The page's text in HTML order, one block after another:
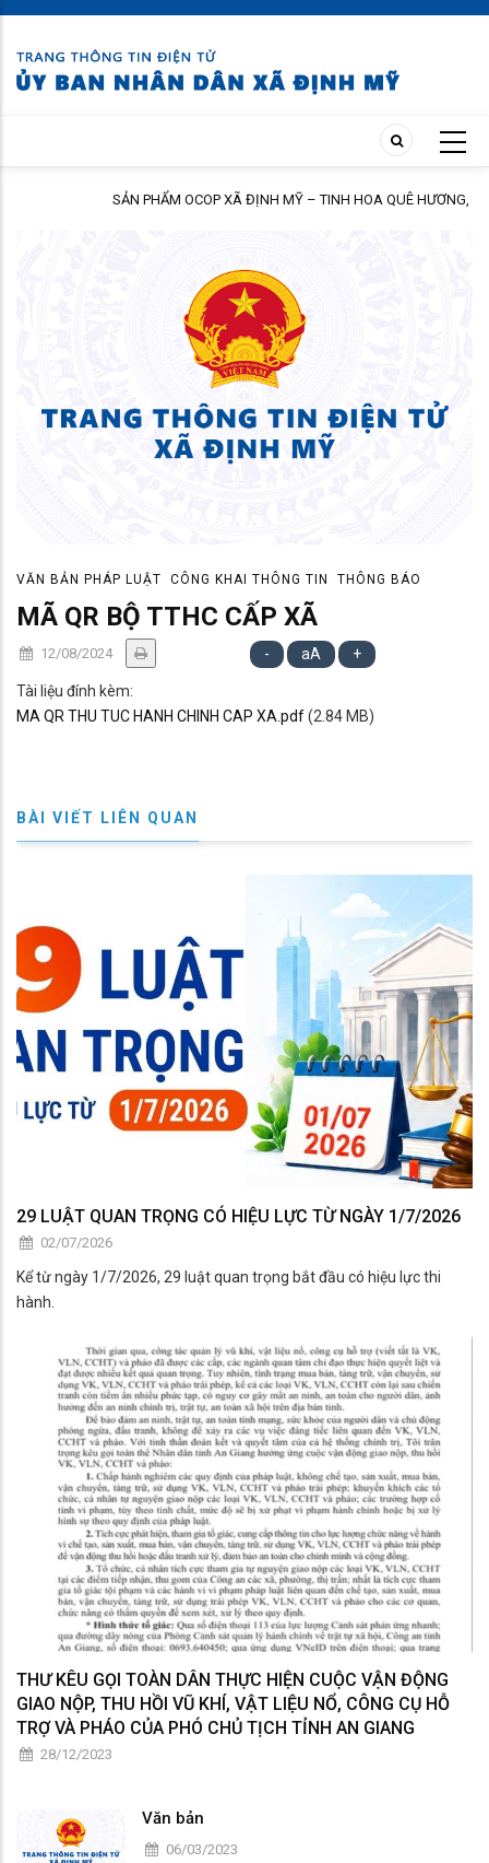
Skip
main
content
SẢN PHẨM OCOP XÃ ĐỊNH MỸ – TINH HOA QUÊ HƯƠNG, NIỀM TIN
VĂN BẢN PHÁP LUẬT CÔNG KHAI THÔNG TIN THÔNG BÁO
MÃ QR BỘ TTHC CẤP XÃ
12/08/2024 - aA +
Tài liệu đính kèm:
MA QR THU TUC HANH CHINH CAP XA.pdf(2.84 MB)
BÀI VIẾT LIÊN QUAN
29 LUẬT QUAN TRỌNG CÓ HIỆU LỰC TỪ NGÀY 1/7/2026
02/07/2026
Kể từ ngày 1/7/2026, 29 luật quan trọng bắt đầu có hiệu lực thi
hành.
THƯ KÊU GỌI TOÀN DÂN THỰC HIỆN CUỘC VẬN ĐỘNG
GIAO NỘP, THU HỒI VŨ KHÍ, VẬT LIỆU NỔ, CÔNG CỤ HỖ
TRỢ VÀ PHÁO CỦA PHÓ CHỦ TỊCH TỈNH AN GIANG
28/12/2023
Văn bản
06/03/2023